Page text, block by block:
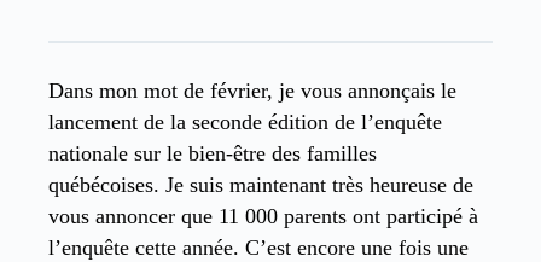
Dans mon mot de février, je vous annonçais le
lancement de la seconde édition de l’enquête
nationale sur le bien-être des familles
québécoises. Je suis maintenant très heureuse de
vous annoncer que 11 000 parents ont participé à
l’enquête cette année. C’est encore une fois une